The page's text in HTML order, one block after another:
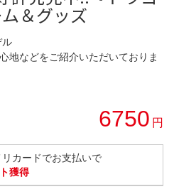
＆グッズ
ル
地などをご紹介いただいておりま
6750 円
カードでお支払いで
獲得